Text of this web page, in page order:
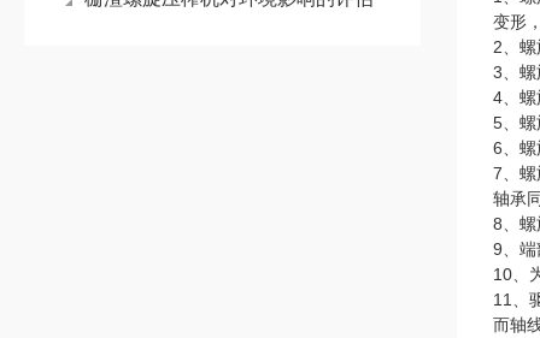
变形
2、
3、螺
4、螺
5、螺
6、螺
7、
轴承
8、螺
9、端
10、
11、
而轴